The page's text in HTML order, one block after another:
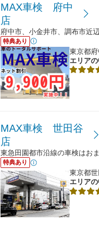
MAX車検 府中
店
府中市、小金井市、調布市近
特典あり
東京都
エリア
MAX車検 世田谷
店
東急田園都市沿線の車検はお
特典あり
東京都
エリア